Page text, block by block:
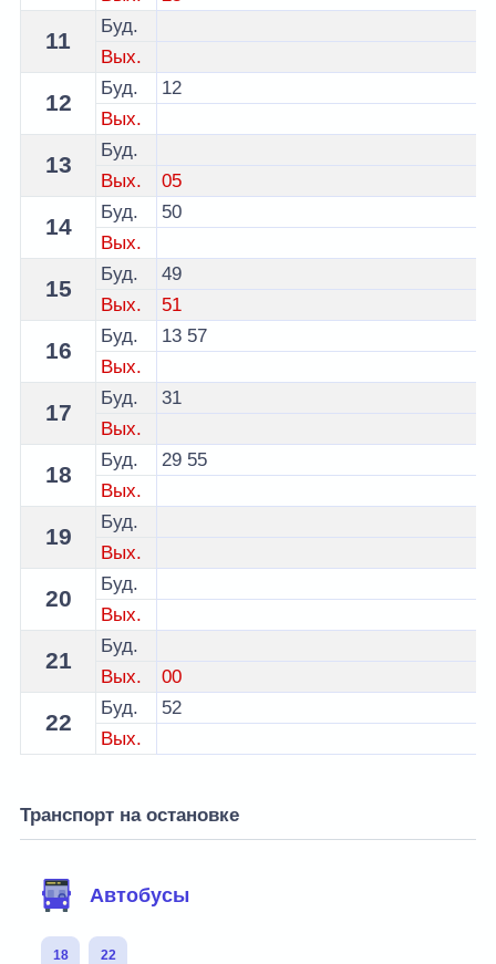
11
Буд.
Вых.
12
Буд.
12
Вых.
13
Буд.
Вых.
05
14
Буд.
50
Вых.
15
Буд.
49
Вых.
51
16
Буд. 13 57
Вых.
17
Буд.
31
Вых.
18
Буд. 29 55
Вых.
19
Буд.
Вых.
20
Буд.
Вых.
21
Буд.
Вых.
00
22
Буд.
52
Вых.
Транспорт на остановке
Автобусы
18 22